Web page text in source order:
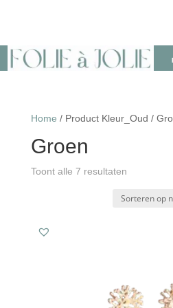
Home / Product Kleur_Oud /
Groen
Toont alle 7 resultatenGesorteerd
nieuwste